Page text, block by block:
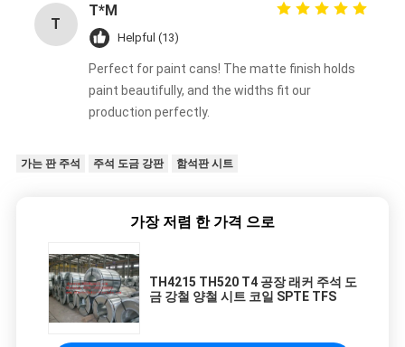
T
T*M
Helpful (13)
Perfect for paint cans! The matte finish holds
paint beautifully, and the widths fit our
production perfectly.
가는 판 주석 주석 도금 강판 함석판 시트
가장 저렴 한 가격 으로
TH4215 TH520 T4 공장 래커 주석 도
금 강철 양철 시트 코일 SPTE TFS